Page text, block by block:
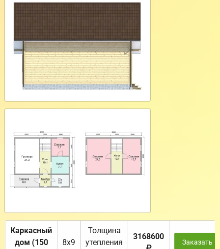
Каркасный
дом (150
8х9
Толщина
утепления
3168600
Заказать